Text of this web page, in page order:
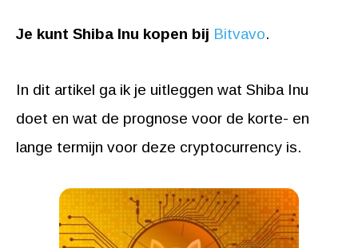
Je kunt Shiba Inu kopen bij Bitvavo.
In dit artikel ga ik je uitleggen wat Shiba Inu
doet en wat de prognose voor de korte- en
lange termijn voor deze cryptocurrency is.